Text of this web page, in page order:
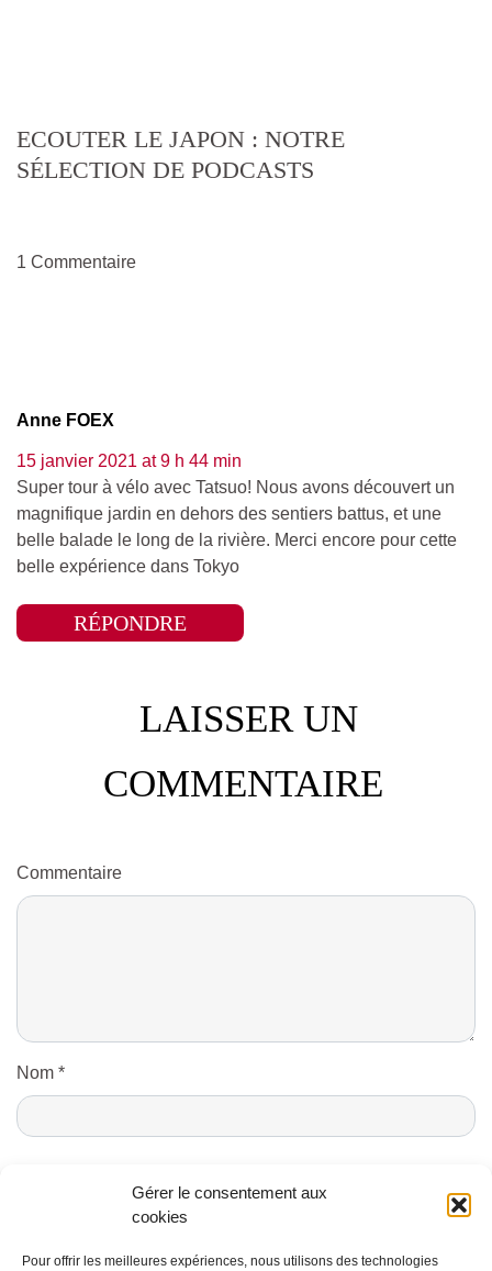
Gérer le consentement aux
cookies
Pour offrir les meilleures expériences, nous utilisons des technologies
ECOUTER LE JAPON : NOTRE
SÉLECTION DE PODCASTS
1 Commentaire
Anne FOEX
15 janvier 2021 at 9 h 44 min
Super tour à vélo avec Tatsuo! Nous avons découvert un
magnifique jardin en dehors des sentiers battus, et une
belle balade le long de la rivière. Merci encore pour cette
belle expérience dans Tokyo
RÉPONDRE
LAISSER UN
COMMENTAIRE
Commentaire
Nom *